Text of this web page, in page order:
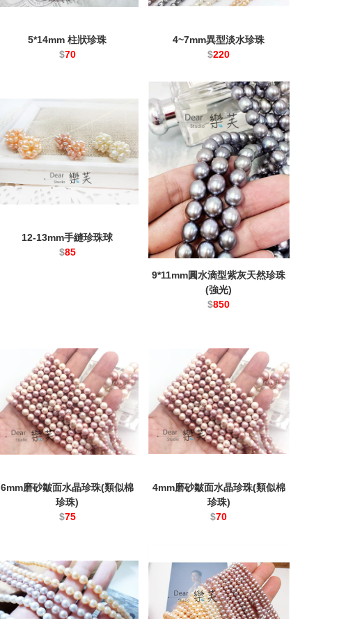
5*14mm 柱狀珍珠
$70
4~7mm異型淡水珍珠
$220
12-13mm手縫珍珠球
$85
9*11mm圓水滴型紫灰天然珍珠
(強光)
$850
6mm磨砂皺面水晶珍珠(類似棉
珍珠)
$75
4mm磨砂皺面水晶珍珠(類似棉
珍珠)
$70